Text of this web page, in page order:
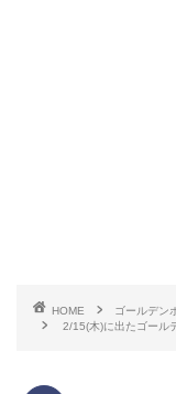
HOME
ゴールデン
2/15(木)に出たゴール